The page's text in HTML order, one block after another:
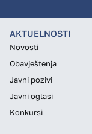
AKTUELNOSTI
Novosti
Obavještenja
Javni pozivi
Javni oglasi
Konkursi